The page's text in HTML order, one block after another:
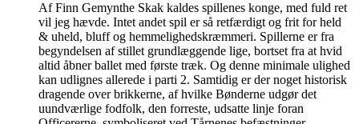
Af Finn Gemynthe Skak kaldes spillenes konge, med fuld ret
vil jeg hævde. Intet andet spil er så retfærdigt og frit for held
& uheld, bluff og hemmelighedskræmmeri. Spillerne er fra
begyndelsen af stillet grundlæggende lige, bortset fra at hvid
altid åbner ballet med første træk. Og denne minimale ulighed
kan udlignes allerede i parti 2. Samtidig er der noget historisk
dragende over brikkerne, af hvilke Bønderne udgør det
uundværlige fodfolk, den forreste, udsatte linje foran